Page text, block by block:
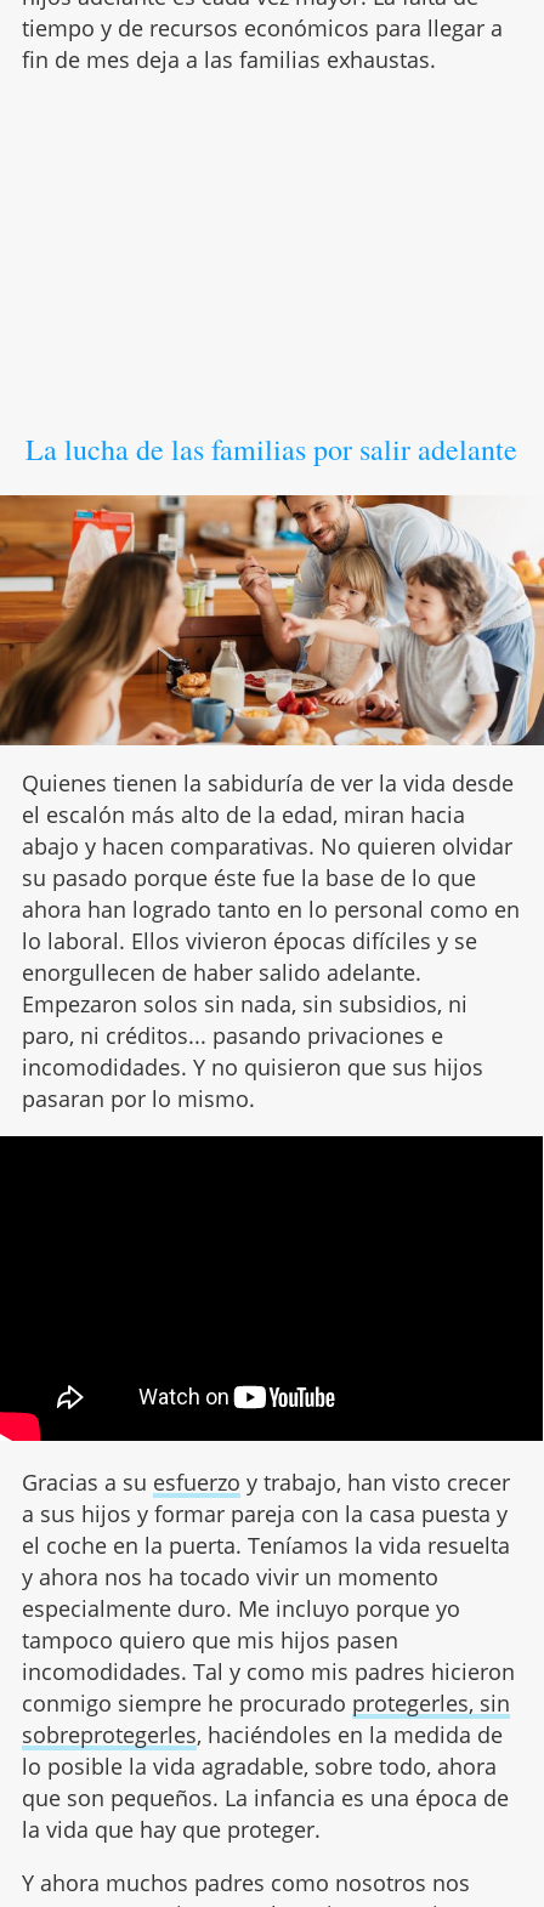
tiempo y de recursos económicos para llegar a
fin de mes deja a las familias exhaustas.
La lucha de las familias por salir adelante
Quienes tienen la sabiduría de ver la vida desde
el escalón más alto de la edad, miran hacia
abajo y hacen comparativas. No quieren olvidar
su pasado porque éste fue la base de lo que
ahora han logrado tanto en lo personal como en
lo laboral. Ellos vivieron épocas difíciles y se
enorgullecen de haber salido adelante.
Empezaron solos sin nada, sin subsidios, ni
paro, ni créditos... pasando privaciones e
incomodidades. Y no quisieron que sus hijos
pasaran por lo mismo.
Gracias a su esfuerzo y trabajo, han visto crecer
a sus hijos y formar pareja con la casa puesta y
el coche en la puerta. Teníamos la vida resuelta
y ahora nos ha tocado vivir un momento
especialmente duro. Me incluyo porque yo
tampoco quiero que mis hijos pasen
incomodidades. Tal y como mis padres hicieron
conmigo siempre he procurado protegerles, sin
sobreprotegerles, haciéndoles en la medida de
lo posible la vida agradable, sobre todo, ahora
que son pequeños. La infancia es una época de
la vida que hay que proteger.
Y ahora muchos padres como nosotros nos